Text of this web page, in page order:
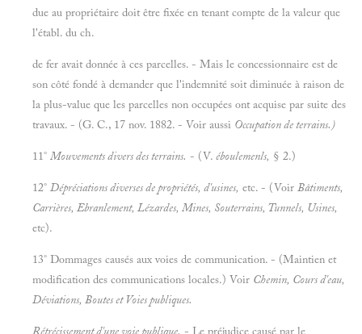
due au propriétaire doit être fixée en tenant compte de la valeur que
l'établ. du ch.
de fer avait donnée à ces parcelles. - Mais le concessionnaire est de
son côté fondé à demander que l'indemnité soit diminuée à raison de
la plus-value que les parcelles non occupées ont acquise par suite des
travaux. - (G. C., 17 nov. 1882. - Voir aussi Occupation de terrains.)
11° Mouvements divers des terrains. - (V. éboulemenls, § 2.)
12° Dépréciations diverses de propriétés, d'usines, etc. - (Voir Bâtiments,
Carrières, Ebranlement, Lézardes, Mines, Souterrains, Tunnels, Usines,
etc).
13° Dommages causés aux voies de communication. - (Maintien et
modification des communications locales.) Voir Chemin, Cours d'eau,
Déviations, Boutes et Voies publiques.
Rétrécissement d'une voie publique. - Le préjudice causé par le